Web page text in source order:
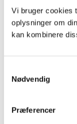
Vi bruger cookies
oplysninger om
kan kombinere
Nødvendig
Præferencer